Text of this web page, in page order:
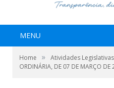
MENU
Home » Atividades Legislativas
ORDINÁRIA, DE 07 DE MARÇO DE